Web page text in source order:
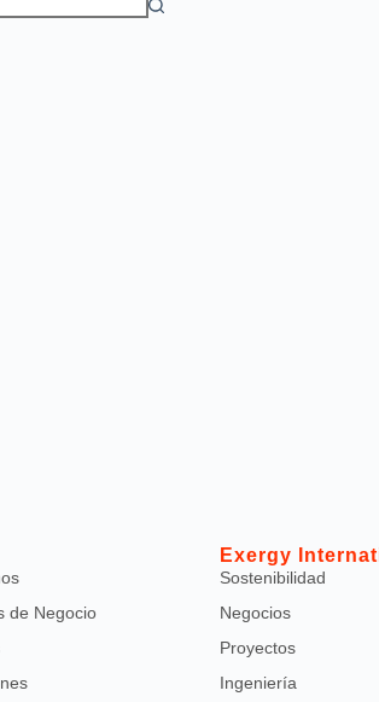
de Negocio
Exergy
Sostenibilidad
Negocios
Proyectos
Ingeniería